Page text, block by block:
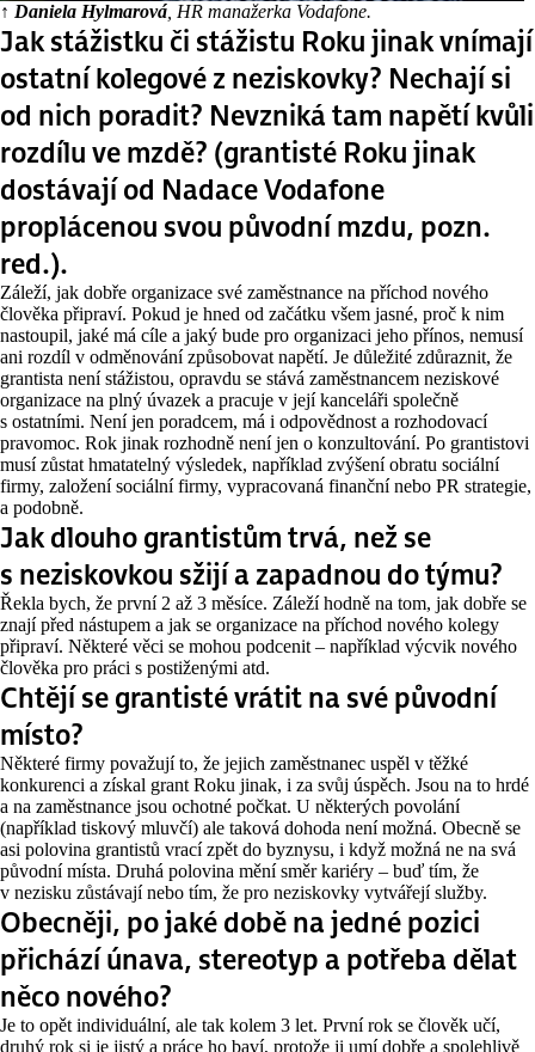
↑ Daniela Hylmarová , HR manažerka Vodafone.
Jak stážistku či stážistu Roku jinak vnímají
ostatní kolegové z neziskovky? Nechají si
od nich poradit? Nevzniká tam napětí kvůli
rozdílu ve mzdě? (grantisté Roku jinak
dostávají od Nadace Vodafone
proplácenou svou původní mzdu, pozn.
red.).
Záleží, jak dobře organizace své zaměstnance na příchod nového
člověka připraví. Pokud je hned od začátku všem jasné, proč k nim
nastoupil, jaké má cíle a jaký bude pro organizaci jeho přínos, nemusí
ani rozdíl v odměnování způsobovat napětí. Je důležité zdůraznit, že
grantista není stážistou, opravdu se stává zaměstnancem neziskové
organizace na plný úvazek a pracuje v její kanceláři společně
s ostatními. Není jen poradcem, má i odpovědnost a rozhodovací
pravomoc. Rok jinak rozhodně není jen o konzultování. Po grantistovi
musí zůstat hmatatelný výsledek, například zvýšení obratu sociální
firmy, založení sociální firmy, vypracovaná finanční nebo PR strategie,
a podobně.
Jak dlouho grantistům trvá, než se
s neziskovkou sžijí a zapadnou do týmu?
Řekla bych, že první 2 až 3 měsíce. Záleží hodně na tom, jak dobře se
znají před nástupem a jak se organizace na příchod nového kolegy
připraví. Některé věci se mohou podcenit – například výcvik nového
člověka pro práci s postiženými atd.
Chtějí se grantisté vrátit na své původní
místo?
Některé firmy považují to, že jejich zaměstnanec uspěl v těžké
konkurenci a získal grant Roku jinak, i za svůj úspěch. Jsou na to hrdé
a na zaměstnance jsou ochotné počkat. U některých povolání
(například tiskový mluvčí) ale taková dohoda není možná. Obecně se
asi polovina grantistů vrací zpět do byznysu, i když možná ne na svá
původní místa. Druhá polovina mění směr kariéry – buď tím, že
v nezisku zůstávají nebo tím, že pro neziskovky vytvářejí služby.
Obecněji, po jaké době na jedné pozici
přichází únava, stereotyp a potřeba dělat
něco nového?
Je to opět individuální, ale tak kolem 3 let. První rok se člověk učí,
druhý rok si je jistý a práce ho baví, protože ji umí dobře a spolehlivě